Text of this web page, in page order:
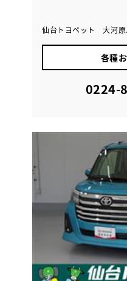
仙台トヨペット 大河原
各種
0224-